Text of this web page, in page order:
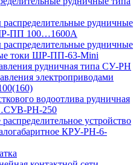
рудничные
ПП 100…1600А
рудничные
токи ШР-ПП-63-Mini
рудничная типа СУ-РН
электроприводами
водоотлива рудничная
РН-250
устройство
КРУ-РН-6-